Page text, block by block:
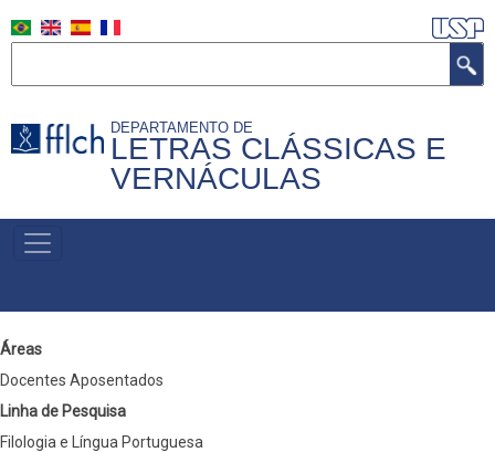
para
principal
DEPARTAMENTO DE
LETRAS CLÁSSICAS E
VERNÁCULAS
MENU
Áreas
Docentes Aposentados
Linha de Pesquisa
Filologia e Língua Portuguesa